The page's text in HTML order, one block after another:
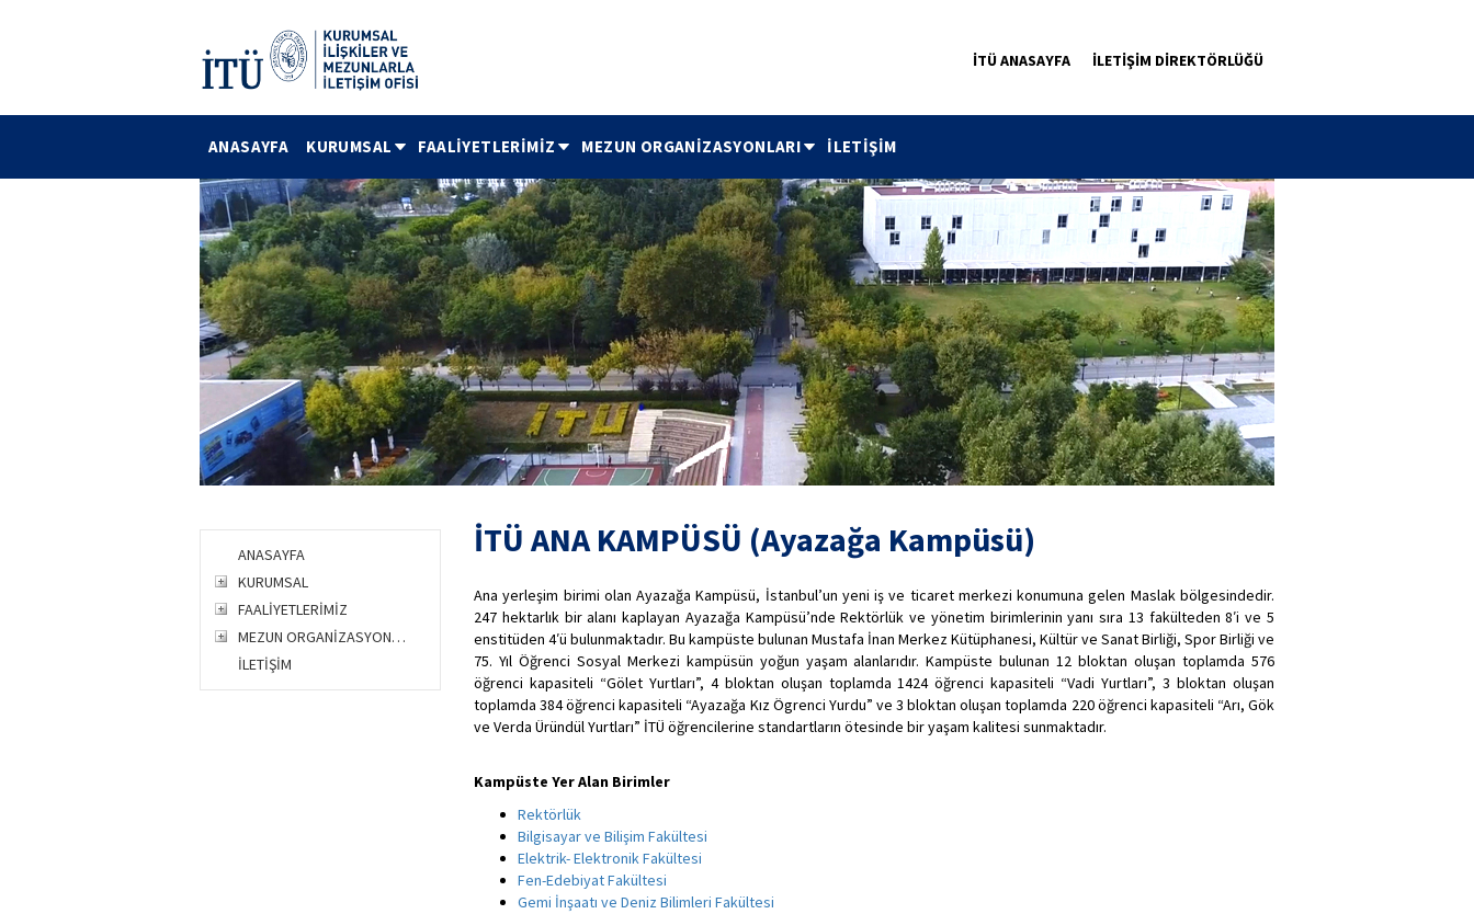
İTÜ ANASAYFA İLETİŞİM DİREKTÖRLÜĞÜ
ANASAYFA KURUMSAL FAALİYETLERİMİZ MEZUN ORGANİZASYONLARI İLETİŞİM
ANASAYFA
KURUMSAL
FAALİYETLERİMİZ
MEZUN ORGANİZASYONLARI
İLETİŞİM
İTÜ ANA KAMPÜSÜ (Ayazağa Kampüsü)
Ana yerleşim birimi olan Ayazağa Kampüsü, İstanbul’un yeni iş ve ticaret merkezi konumuna gelen Maslak bölgesindedir.
247 hektarlık bir alanı kaplayan Ayazağa Kampüsü’nde Rektörlük ve yönetim birimlerinin yanı sıra 13 fakülteden 8′i ve 5
enstitüden 4′ü bulunmaktadır. Bu kampüste bulunan Mustafa İnan Merkez Kütüphanesi, Kültür ve Sanat Birliği, Spor Birliği ve
75. Yıl Öğrenci Sosyal Merkezi kampüsün yoğun yaşam alanlarıdır. Kampüste bulunan 12 bloktan oluşan toplamda 576
öğrenci kapasiteli “Gölet Yurtları”, 4 bloktan oluşan toplamda 1424 öğrenci kapasiteli “Vadi Yurtları”, 3 bloktan oluşan
toplamda 384 öğrenci kapasiteli “Ayazağa Kız Ögrenci Yurdu” ve 3 bloktan oluşan toplamda 220 öğrenci kapasiteli “Arı, Gök
ve Verda Üründül Yurtları” İTÜ öğrencilerine standartların ötesinde bir yaşam kalitesi sunmaktadır.
Kampüste Yer Alan Birimler
Rektörlük
Bilgisayar ve Bilişim Fakültesi
Elektrik- Elektronik Fakültesi
Fen-Edebiyat Fakültesi
Gemi İnşaatı ve Deniz Bilimleri Fakültesi